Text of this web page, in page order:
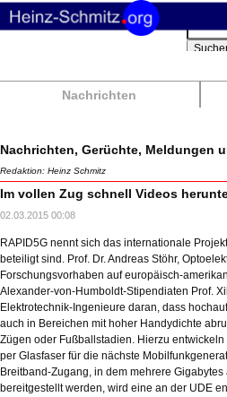
Nachrichten
Nachrichten, Gerüchte, Meldungen
Redaktion: Heinz Schmitz
Im vollen Zug schnell Videos
02.03.2015 00:08
RAPID5G nennt sich das internationale
beteiligt sind. Prof. Dr. Andreas Stöhr,
Forschungsvorhaben auf europäisch-
Alexander-von-Humboldt-Stipendiaten Prof.
Elektrotechnik-Ingenieure daran, dass
auch in Bereichen mit hoher Handydichte
Zügen oder Fußballstadien. Hierzu
per Glasfaser für die nächste
Breitband-Zugang, in dem mehrere Gigabytes
bereitgestellt werden, wird eine an der UDE